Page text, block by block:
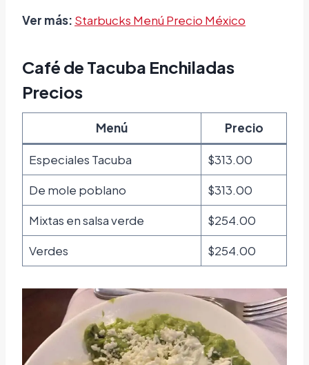
Ver más: Starbucks Menú Precio México
Café de Tacuba Enchiladas
Precios
Menú Precio
Especiales Tacuba
$313.00
De mole poblano
$313.00
Mixtas en salsa verde
$254.00
Verdes
$254.00